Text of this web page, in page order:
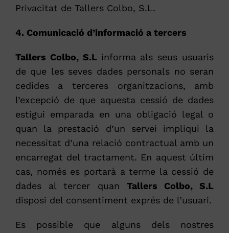
Privacitat de Tallers Colbo, S.L.
4. Comunicació d’informació a tercers
Tallers Colbo, S.L informa als seus usuaris
de que les seves dades personals no seran
cedides a terceres organitzacions, amb
l’excepció de que aquesta cessió de dades
estigui emparada en una obligació legal o
quan la prestació d’un servei impliqui la
necessitat d’una relació contractual amb un
encarregat del tractament. En aquest últim
cas, només es portarà a terme la cessió de
dades al tercer quan Tallers Colbo, S.L
disposi del consentiment exprés de l’usuari.
Es possible que alguns dels nostres